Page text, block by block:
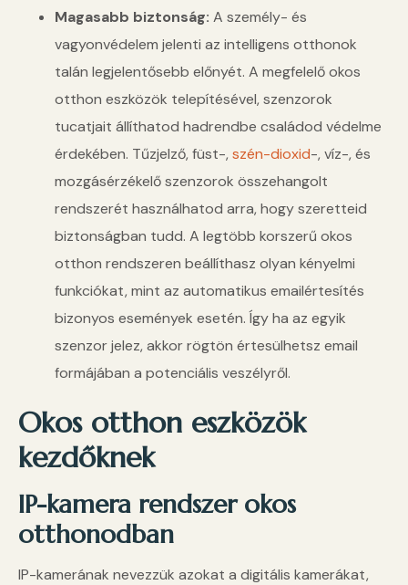
Magasabb biztonság: A személy- és
vagyonvédelem jelenti az intelligens otthonok
talán legjelentősebb előnyét. A megfelelő okos
otthon eszközök telepítésével, szenzorok
tucatjait állíthatod hadrendbe családod védelme
érdekében. Tűzjelző, füst-,szén-dioxid-, víz-, és
mozgásérzékelő szenzorok összehangolt
rendszerét használhatod arra, hogy szeretteid
biztonságban tudd. A legtöbb korszerű okos
otthon rendszeren beállíthasz olyan kényelmi
funkciókat, mint az automatikus emailértesítés
bizonyos események esetén. Így ha az egyik
szenzor jelez, akkor rögtön értesülhetsz email
formájában a potenciális veszélyről.
Okos otthon eszközök
kezdőknek
IP-kamera rendszer okos
otthonodban
IP-kamerának nevezzük azokat a digitális kamerákat,